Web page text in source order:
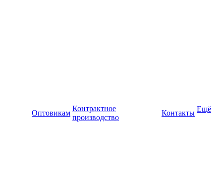
Оптовикам
Контрактное
производство
Контакты Ещё